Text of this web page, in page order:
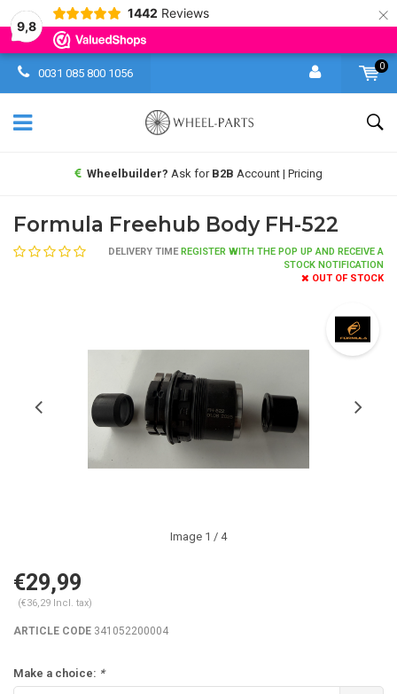
9,8
1442 Reviews ×
0031 085 800 1056
0
Wheelbuilder? Ask for B2B Account | Pricing
Formula Freehub Body FH-522
DELIVERY TIME REGISTER WITH THE POP UP AND RECEIVE A
STOCK NOTIFICATION
OUT OF STOCK
Image 1 / 4
€29,99
(€36,29 Incl. tax)
ARTICLE CODE 341052200004
Make a choice: *